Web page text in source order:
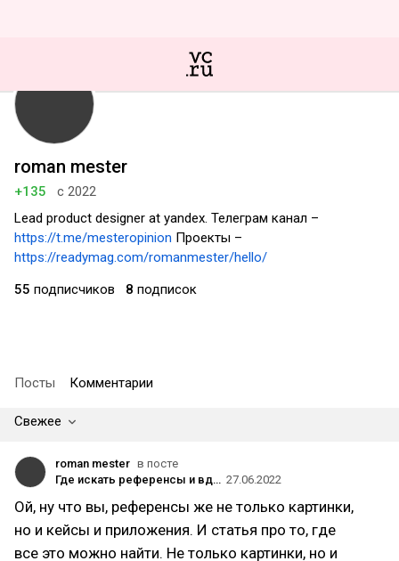
roman mester
+135
с 2022
Lead product designer at yandex. Телеграм канал –
https://t.me/mesteropinion Проекты –
https://readymag.com/romanmester/hello/
55 подписчиков 8 подписок
Посты Комментарии
Свежее
roman mester в посте
Где искать референсы и вдохновение UX/UI-дизайнерам 27.06.2022
Ой, ну что вы, референсы же не только картинки,
но и кейсы и приложения. И статья про то, где
все это можно найти. Не только картинки, но и